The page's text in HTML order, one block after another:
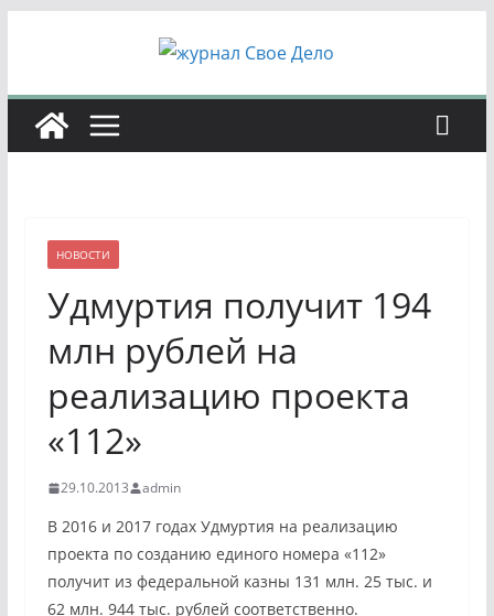
НОВОСТИ
Удмуртия получит 194
млн рублей на
реализацию проекта
«112»
29.10.2013 admin
В 2016 и 2017 годах Удмуртия на реализацию
проекта по созданию единого номера «112»
получит из федеральной казны 131 млн. 25 тыс. и
62 млн. 944 тыс. рублей соответственно.